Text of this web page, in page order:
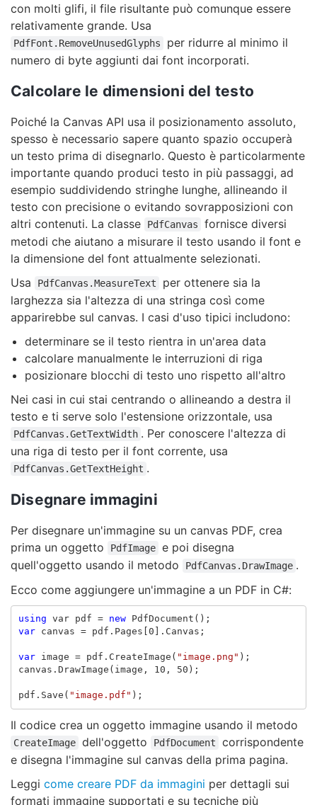
con molti glifi, il file risultante può comunque essere
relativamente grande. Usa
PdfFont.RemoveUnusedGlyphs
per ridurre al minimo il
numero di byte aggiunti dai font incorporati.
Calcolare le dimensioni del testo
Poiché la Canvas API usa il posizionamento assoluto,
spesso è necessario sapere quanto spazio occuperà
un testo prima di disegnarlo. Questo è particolarmente
importante quando produci testo in più passaggi, ad
esempio suddividendo stringhe lunghe, allineando il
testo con precisione o evitando sovrapposizioni con
altri contenuti. La classe
PdfCanvas
fornisce diversi
metodi che aiutano a misurare il testo usando il font e
la dimensione del font attualmente selezionati.
Usa
PdfCanvas.MeasureText
per ottenere sia la
larghezza sia l'altezza di una stringa così come
apparirebbe sul canvas. I casi d'uso tipici includono:
determinare se il testo rientra in un'area data
calcolare manualmente le interruzioni di riga
posizionare blocchi di testo uno rispetto all'altro
Nei casi in cui stai centrando o allineando a destra il
testo e ti serve solo l'estensione orizzontale, usa
PdfCanvas.GetTextWidth . Per conoscere l'altezza di
una riga di testo per il font corrente, usa
PdfCanvas.GetTextHeight .
Disegnare immagini
Per disegnare un'immagine su un canvas PDF, crea
prima un oggetto
PdfImage e poi disegna
quell'oggetto usando il metodo
PdfCanvas.DrawImage .
Ecco come aggiungere un'immagine a un PDF in C#:
using var pdf = new PdfDocument ();
var
canvas = pdf . Pages 0 ]. Canvas ;
var image = pdf . CreateImage ( "image.png" );
canvas . DrawImage ( image , 10 , 50 );
pdf . Save ( "image.pdf" );
Il codice crea un oggetto immagine usando il metodo
CreateImage dell'oggetto PdfDocument
corrispondente
e disegna l'immagine sul canvas della prima pagina.
Leggi come creare PDF da immagini per dettagli sui
formati immagine supportati e su tecniche più